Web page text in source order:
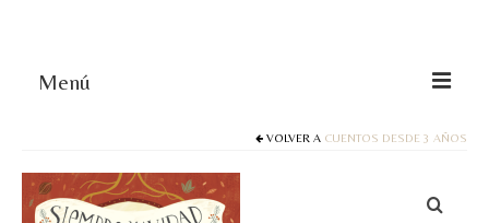
Menú
Juegos y puzles
VOLVER A CUENTOS DESDE 3 AÑOS